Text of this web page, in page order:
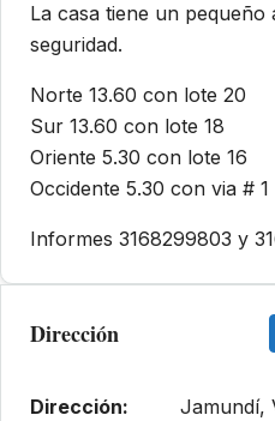
La casa tiene un
seguridad.
Norte 13.60 con lote 20
Sur 13.60 con lote 18
Oriente 5.30 con lote 16
Occidente 5.30 con via # 1
Informes 3168299803 y
Dirección
Dirección: Jamundí,